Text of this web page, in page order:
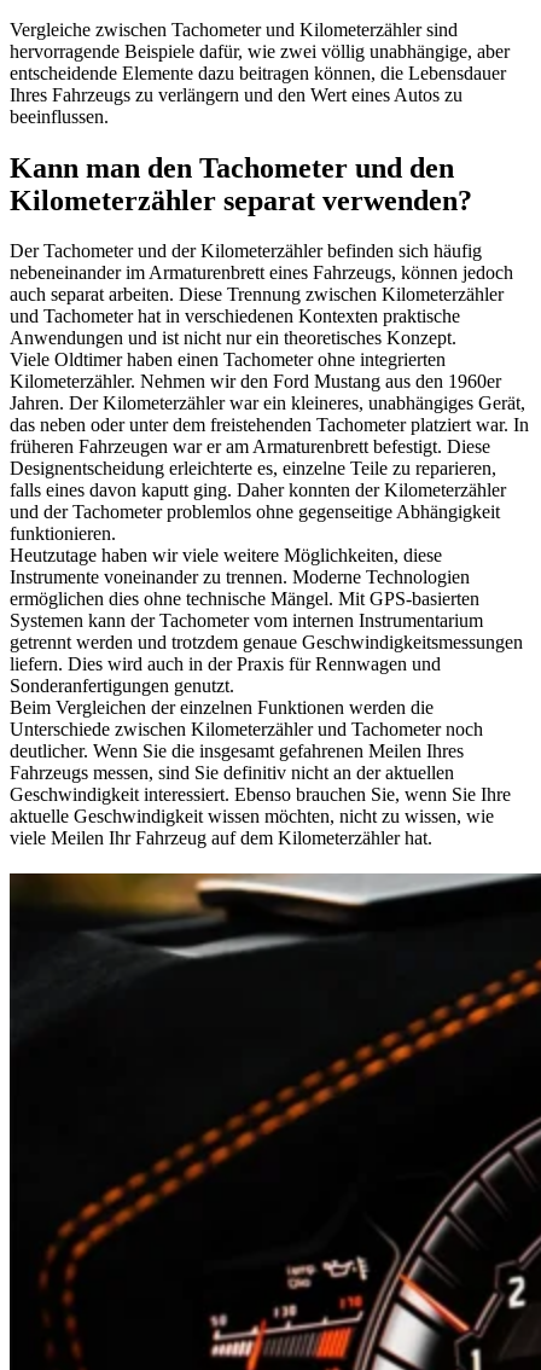
Vergleiche zwischen Tachometer und Kilometerzähler sind
hervorragende Beispiele dafür, wie zwei völlig unabhängige, aber
entscheidende Elemente dazu beitragen können, die Lebensdauer
Ihres Fahrzeugs zu verlängern und den Wert eines Autos zu
beeinflussen.
Kann man den Tachometer und den
Kilometerzähler separat verwenden?
Der Tachometer und der Kilometerzähler befinden sich häufig
nebeneinander im Armaturenbrett eines Fahrzeugs, können jedoch
auch separat arbeiten. Diese Trennung zwischen Kilometerzähler
und Tachometer hat in verschiedenen Kontexten praktische
Anwendungen und ist nicht nur ein theoretisches Konzept.
Viele Oldtimer haben einen Tachometer ohne integrierten
Kilometerzähler. Nehmen wir den Ford Mustang aus den 1960er
Jahren. Der Kilometerzähler war ein kleineres, unabhängiges Gerät,
das neben oder unter dem freistehenden Tachometer platziert war. In
früheren Fahrzeugen war er am Armaturenbrett befestigt. Diese
Designentscheidung erleichterte es, einzelne Teile zu reparieren,
falls eines davon kaputt ging. Daher konnten der Kilometerzähler
und der Tachometer problemlos ohne gegenseitige Abhängigkeit
funktionieren.
Heutzutage haben wir viele weitere Möglichkeiten, diese
Instrumente voneinander zu trennen. Moderne Technologien
ermöglichen dies ohne technische Mängel. Mit GPS-basierten
Systemen kann der Tachometer vom internen Instrumentarium
getrennt werden und trotzdem genaue Geschwindigkeitsmessungen
liefern. Dies wird auch in der Praxis für Rennwagen und
Sonderanfertigungen genutzt.
Beim Vergleichen der einzelnen Funktionen werden die
Unterschiede zwischen Kilometerzähler und Tachometer noch
deutlicher. Wenn Sie die insgesamt gefahrenen Meilen Ihres
Fahrzeugs messen, sind Sie definitiv nicht an der aktuellen
Geschwindigkeit interessiert. Ebenso brauchen Sie, wenn Sie Ihre
aktuelle Geschwindigkeit wissen möchten, nicht zu wissen, wie
viele Meilen Ihr Fahrzeug auf dem Kilometerzähler hat.